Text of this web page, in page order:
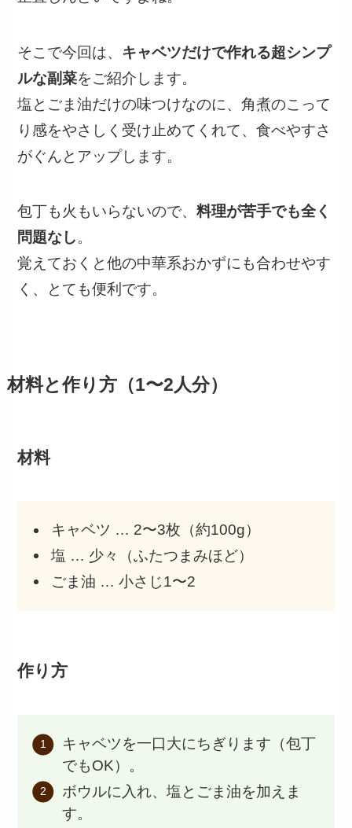
そこで今回は、 キャベツだけで作れる超シンプ
ルな副菜をご紹介します。
塩とごま油だけの味つけなのに、角煮のこって
り感をやさしく受け止めてくれて、食べやすさ
がぐんとアップします。
包丁も火もいらないので、料理が苦手でも全く
問題なし。
覚えておくと他の中華系おかずにも合わせやす
く、とても便利です。
材料と作り方（1〜2人分）
材料
キャベツ … 2〜3枚（約100g）
塩 … 少々（ふたつまみほど）
ごま油 … 小さじ1〜2
作り方
キャベツを一口大にちぎります（包丁
でもOK）。
ボウルに入れ、塩とごま油を加えま
す。